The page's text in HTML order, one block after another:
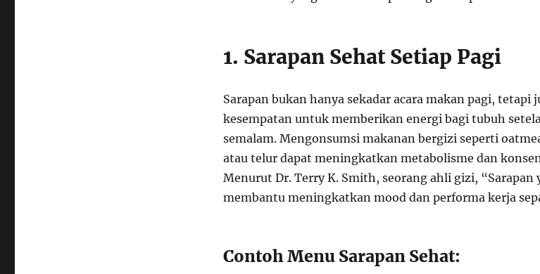
1. Sarapan Sehat Setiap Pagi
Sarapan bukan hanya sekadar acara makan pagi, tetapi
kesempatan untuk memberikan energi bagi tubuh
semalam. Mengonsumsi makanan bergizi seperti
atau telur dapat meningkatkan metabolisme dan
Menurut Dr. Terry K. Smith, seorang ahli gizi, “Sarapan
membantu meningkatkan mood dan performa kerja
Contoh Menu Sarapan Sehat: